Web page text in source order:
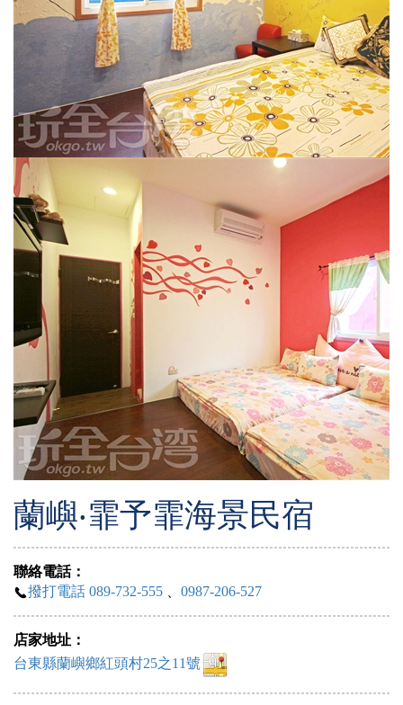
蘭嶼‧霏予霏海景民宿
聯絡電話：
撥打電話 089-732-555
0987-206-527
店家地址：
台東縣蘭嶼鄉紅頭村25之11號